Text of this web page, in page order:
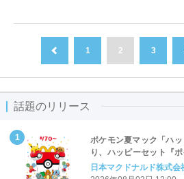
1 2 3
話題のリリース
ポケモン夏マック「ハ
り、ハッピーセット『
定登場
日本マクドナルド株式会